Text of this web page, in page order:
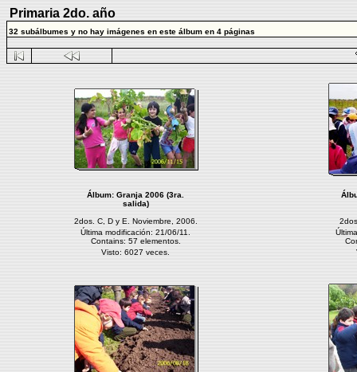
Primaria 2do. año
32 subálbumes y no hay imágenes en este álbum en 4 páginas
Álbum: Granja 2006 (3ra.
salida)
2dos. C, D y E. Noviembre, 2006.
Última modificación: 21/06/11.
Contains: 57 elementos.
Visto: 6027 veces.